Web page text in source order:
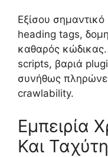
Εξίσου
heading tags,
καθαρός
scripts, βαριά
συνήθως
crawlability.
Εμπειρία
Και